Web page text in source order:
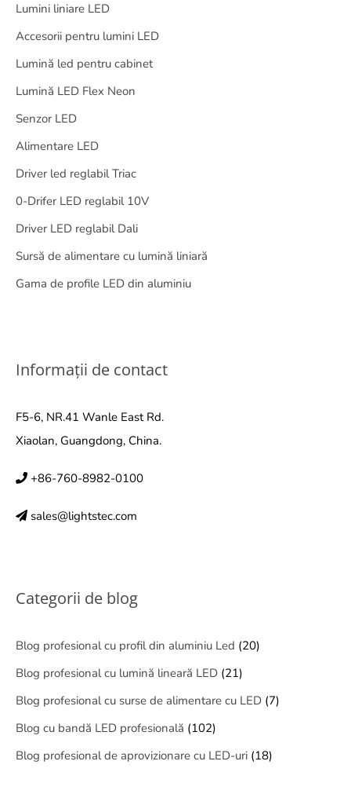
Lumini liniare LED
Accesorii pentru lumini LED
Lumină led pentru cabinet
Lumină LED Flex Neon
Senzor LED
Alimentare LED
Driver led reglabil Triac
0-Drifer LED reglabil 10V
Driver LED reglabil Dali
Sursă de alimentare cu lumină liniară
Gama de profile LED din aluminiu
Informații de contact
F5-6, NR.41 Wanle East Rd.
Xiaolan, Guangdong, China.
+86-760-8982-0100
sales@lightstec.com
Categorii de blog
Blog profesional cu profil din aluminiu Led (20)
Blog profesional cu lumină lineară LED (21)
Blog profesional cu surse de alimentare cu LED (7)
Blog cu bandă LED profesională (102)
Blog profesional de aprovizionare cu LED-uri (18)